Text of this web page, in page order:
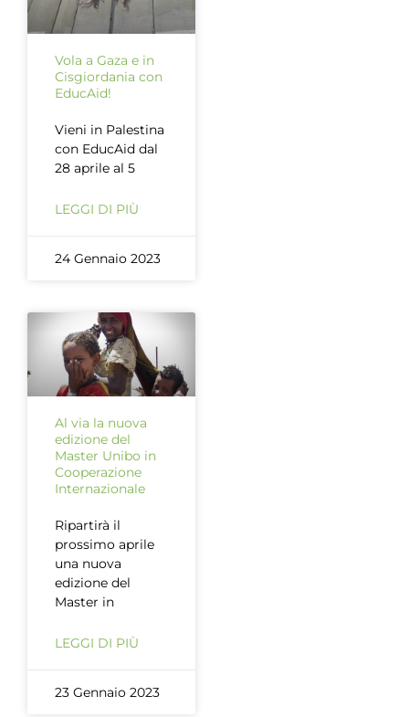
Vola a Gaza e in
Cisgiordania con
EducAid!
Vieni in Palestina
con EducAid dal
28 aprile al 5
LEGGI DI PIÙ
24 Gennaio 2023
Al via la nuova
edizione del
Master Unibo in
Cooperazione
Internazionale
Ripartirà il
prossimo aprile
una nuova
edizione del
Master in
LEGGI DI PIÙ
23 Gennaio 2023